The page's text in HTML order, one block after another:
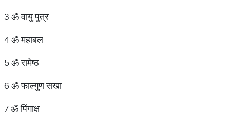
3 ॐ वायु पुत्र
4 ॐ महाबल
5 ॐ रामेष्ठ
6 ॐ फाल्गुण सखा
7 ॐ पिंगाक्ष